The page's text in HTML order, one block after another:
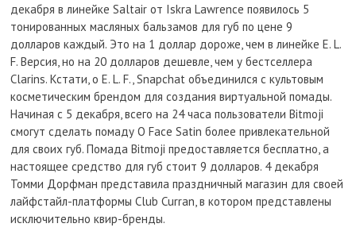
декабря в линейке Saltair от Iskra Lawrence появилось 5
тонированных масляных бальзамов для губ по цене 9
долларов каждый. Это на 1 доллар дороже, чем в линейке E. L.
F. Версия, но на 20 долларов дешевле, чем у бестселлера
Clarins. Кстати, о E. L. F., Snapchat объединился с культовым
косметическим брендом для создания виртуальной помады.
Начиная с 5 декабря, всего на 24 часа пользователи Bitmoji
смогут сделать помаду O Face Satin более привлекательной
для своих губ. Помада Bitmoji предоставляется бесплатно, а
настоящее средство для губ стоит 9 долларов. 4 декабря
Томми Дорфман представила праздничный магазин для своей
лайфстайл-платформы Club Curran, в котором представлены
исключительно квир-бренды.